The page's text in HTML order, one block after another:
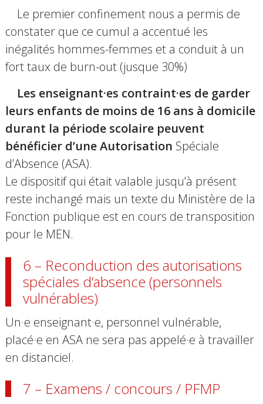
Le premier confinement nous a permis de
constater que ce cumul a accentué les
inégalités hommes-femmes et a conduit à un
fort taux de burn-out (jusque 30%)
Les enseignant·es contraint·es de garder
leurs enfants de moins de 16 ans à domicile
durant la période scolaire peuvent
bénéficier d’une Autorisation Spéciale
d’Absence (ASA).
Le dispositif qui était valable jusqu’à présent
reste inchangé mais un texte du Ministère de la
Fonction publique est en cours de transposition
pour le MEN.
6 – Reconduction des autorisations
spéciales d’absence (personnels
vulnérables)
Un·e enseignant·e, personnel vulnérable,
placé·e en ASA ne sera pas appelé·e à travailler
en distanciel.
7 – Examens / concours / PFMP